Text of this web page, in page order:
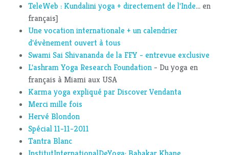
TeleWeb : Kundalini yoga + directement de l'Inde... en
français]
Une vocation internationale + un calendrier
d'évènement ouvert à tous
Swami Sai Shivananda de la FFY - entrevue exclusive
L'ashram Yoga Research Foundation - Du yoga en
français à Miami aux USA
Karma yoga expliqué par Discover Vendanta
Merci mille fois
Hervé Blondon
Spécial 11-11-2011
Tantra Blanc